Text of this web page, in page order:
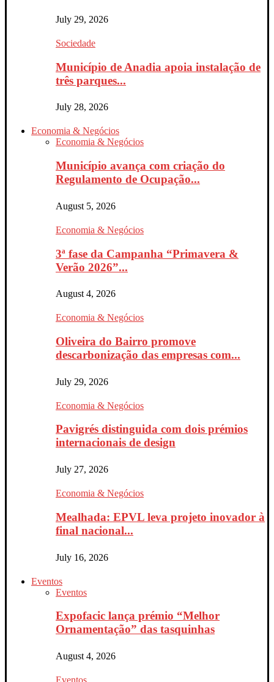
July 29, 2026
Sociedade
Município de Anadia apoia instalação de
três parques...
July 28, 2026
Economia & Negócios
Economia & Negócios
Município avança com criação do
Regulamento de Ocupação...
August 5, 2026
Economia & Negócios
3ª fase da Campanha “Primavera &
Verão 2026”...
August 4, 2026
Economia & Negócios
Oliveira do Bairro promove
descarbonização das empresas com...
July 29, 2026
Economia & Negócios
Pavigrés distinguida com dois prémios
internacionais de design
July 27, 2026
Economia & Negócios
Mealhada: EPVL leva projeto inovador à
final nacional...
July 16, 2026
Eventos
Eventos
Expofacic lança prémio “Melhor
Ornamentação” das tasquinhas
August 4, 2026
Eventos